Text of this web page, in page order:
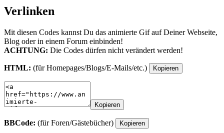
Verlinken
Mit diesen Codes kannst Du das animierte Gif auf Deiner Webseite,
Blog oder in einem Forum einbinden!
ACHTUNG: Die Codes dürfen nicht verändert werden!
HTML: (für Homepages/Blogs/E-Mails/etc.) Kopieren
Kopieren
BBCode: (für Foren/Gästebücher) Kopieren